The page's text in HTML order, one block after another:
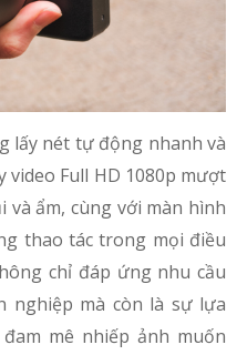
lấy nét tự động nhanh và
video Full HD 1080p mượt
và ẩm, cùng với màn hình
thao tác trong mọi điều
chỉ đáp ứng nhu cầu
nghiệp mà còn là sự lựa
mê nhiếp ảnh muốn